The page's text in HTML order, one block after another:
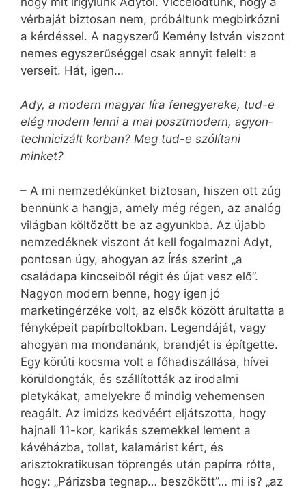
vérbaját biztosan nem, próbáltunk megbirkózni
a kérdéssel. A nagyszerű Kemény István viszont
nemes egyszerűséggel csak annyit felelt: a
verseit. Hát, igen…
Ady, a modern magyar líra fenegyereke, tud-e
elég modern lenni a mai posztmodern, agyon­
technicizált korban? Meg tud-e szólítani
minket?
– A mi nemzedékünket biztosan, hiszen ott zúg
bennünk a hangja, amely még régen, az analóg
világban költözött be az agyunkba. Az újabb
nemzedéknek viszont át kell fogalmazni Adyt,
pontosan úgy, ahogyan az Írás szerint „a
családapa kincseiből régit és újat vesz elő”.
Nagyon modern benne, hogy igen jó
marketingérzéke volt, az elsők között árultatta a
fényképeit papírboltokban. Legendáját, vagy
ahogyan ma mondanánk, brandjét is építgette.
Egy körúti kocsma volt a főhadiszállása, hívei
körüldongták, és szállították az irodalmi
pletykákat, amelyekre ő mindig vehemensen
reagált. Az imidzs kedvéért eljátszotta, hogy
hajnali 11-kor, karikás szemekkel lement a
kávéházba, tollat, kalamárist kért, és
arisztokratikusan töprengés után papírra rótta,
hogy: „Párizsba tegnap… beszökött”… mi is? „az